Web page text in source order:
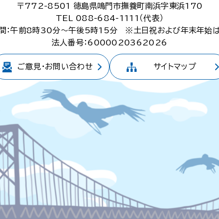
〒772-8501
徳島県鳴門市撫養町南浜字東浜170
TEL 088-684-1111（代表）
：午前8時30分～午後5時15分
※土日祝および年末年始
法人番号：6000020362026
ご意見・お問い合わせ サイトマップ